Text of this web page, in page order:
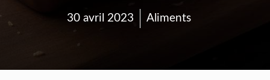
30 avril 2023 Aliments